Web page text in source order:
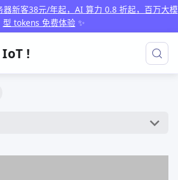
器新客38元/年起，AI 算力 0.8 折起，百万大模
型 tokens 免费体验 ✨
!